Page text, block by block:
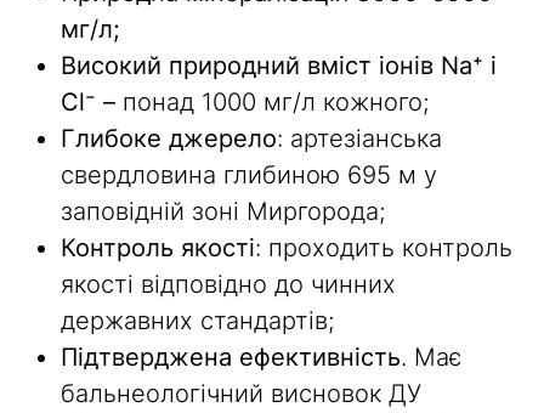
мг/л;
Високий природний вміст іонів Na⁺ і
Cl⁻ – понад 1000 мг/л кожного;
Глибоке джерело: артезіанська
свердловина глибиною 695 м у
заповідній зоні Миргорода;
Контроль якості: проходить контроль
якості відповідно до чинних
державних стандартів;
Підтверджена ефективність. Має
бальнеологічний висновок ДУ